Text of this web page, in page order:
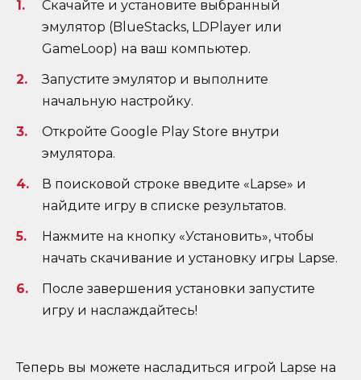
Скачайте и установите выбранный
эмулятор (BlueStacks, LDPlayer или
GameLoop) на ваш компьютер.
Запустите эмулятор и выполните
начальную настройку.
Откройте Google Play Store внутри
эмулятора.
В поисковой строке введите «Lapse» и
найдите игру в списке результатов.
Нажмите на кнопку «Установить», чтобы
начать скачивание и установку игры Lapse.
После завершения установки запустите
игру и наслаждайтесь!
Теперь вы можете насладиться игрой Lapse на